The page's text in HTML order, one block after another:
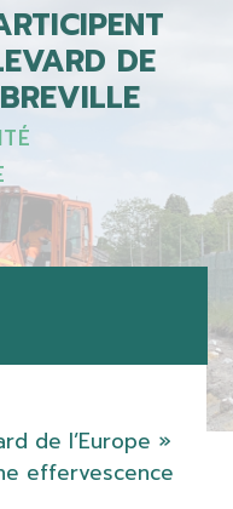
DE
de l’Europe »
effervescence